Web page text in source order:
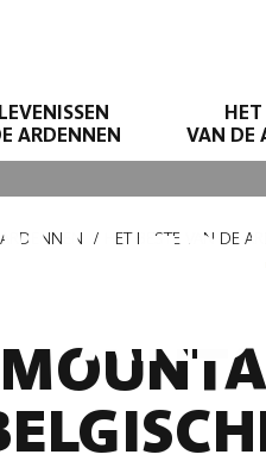
ARDENNEN
HET
VAN DE
HET BESTE VAN DE